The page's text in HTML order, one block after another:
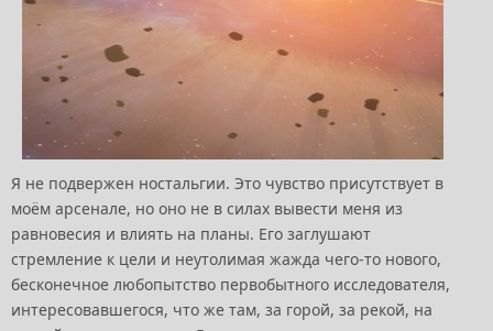
Я не подвержен ностальгии. Это чувство присутствует в
моём арсенале, но оно не в силах вывести меня из
равновесия и влиять на планы. Его заглушают
стремление к цели и неутолимая жажда чего-то нового,
бесконечное любопытство первобытного исследователя,
интересовавшегося, что же там, за горой, за рекой, на